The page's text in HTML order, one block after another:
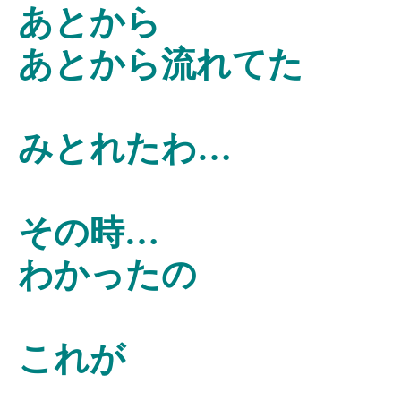
あとから
あとから流れてた
みとれたわ…
その時…
わかったの
これが